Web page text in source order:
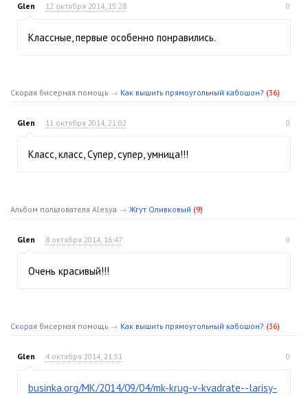
Glen 12 октября 2014, 15:28 0
Классные, первые особенно понравились.
Скорая бисерная помощь → Как вышить прямоугольный кабошон? (36)
Glen 11 октября 2014, 21:02 0
Класс, класс, Супер, супер, умница!!!
Альбом пользователя Alesya → Жгут Оливковый (9)
Glen 8 октября 2014, 16:47 0
Очень красивый!!!
Скорая бисерная помощь → Как вышить прямоугольный кабошон? (36)
Glen 4 октября 2014, 21:51 0
businka.org/MK/2014/09/04/mk-krug-v-kvadrate--larisy-